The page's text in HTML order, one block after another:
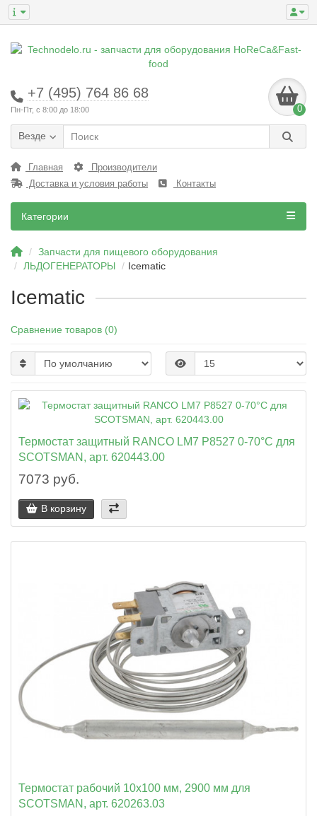
+7 (495) 764 86 68
Пн-Пт, с 8:00 до 18:00 0
Везде
Главная
Производители
Доставка и условия работы
Контакты
Категории
Запчасти для пищевого оборудования
ЛЬДОГЕНЕРАТОРЫ
Icematic
Icematic
Сравнение товаров (0)
Термостат защитный RANCO LM7 P8527 0-70°C для
SCOTSMAN, арт. 620443.00
7073 руб.
В корзину
Термостат рабочий 10x100 мм, 2900 мм для
SCOTSMAN, арт. 620263.03